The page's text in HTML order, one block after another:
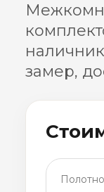
замер,
Полотно